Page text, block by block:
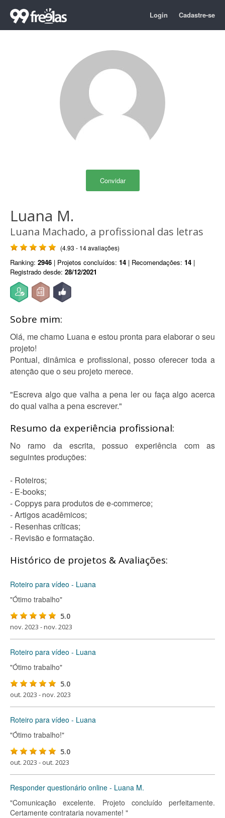
Login Cadastre-se
Convidar
Luana M.
Luana Machado, a profissional das letras
(4.93 - 14 avaliações)
Ranking: 2946 | Projetos concluídos: 14 | Recomendações: 14 |
Registrado desde: 28/12/2021
Sobre mim:
Olá, me chamo Luana e estou pronta para elaborar o seu
projeto!
Pontual, dinâmica e profissional, posso oferecer toda a
atenção que o seu projeto merece.
"Escreva algo que valha a pena ler ou faça algo acerca
do qual valha a pena escrever."
Resumo da experiência profissional:
No ramo da escrita, possuo experiência com as
seguintes produções:
- Roteiros;
- E-books;
- Coppys para produtos de e-commerce;
- Artigos acadêmicos;
- Resenhas críticas;
- Revisão e formatação.
Histórico de projetos & Avaliações:
Roteiro para vídeo - Luana
"Ótimo trabalho"
5.0
nov. 2023 - nov. 2023
Roteiro para vídeo - Luana
"Ótimo trabalho"
5.0
out. 2023 - nov. 2023
Roteiro para vídeo - Luana
"Ótimo trabalho!"
5.0
out. 2023 - out. 2023
Responder questionário online - Luana M.
"Comunicação excelente. Projeto concluído perfeitamente.
Certamente contrataria novamente! "